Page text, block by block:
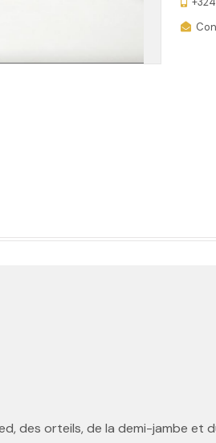
des orteils, de la demi-jambe et